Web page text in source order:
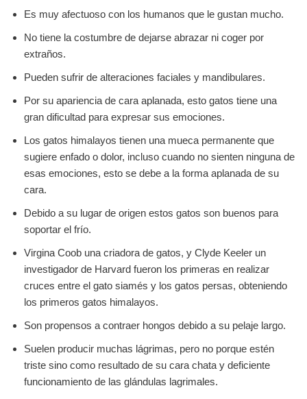
Es muy afectuoso con los humanos que le gustan mucho.
No tiene la costumbre de dejarse abrazar ni coger por
extraños.
Pueden sufrir de alteraciones faciales y mandibulares.
Por su apariencia de cara aplanada, esto gatos tiene una
gran dificultad para expresar sus emociones.
Los gatos himalayos tienen una mueca permanente que
sugiere enfado o dolor, incluso cuando no sienten ninguna de
esas emociones, esto se debe a la forma aplanada de su
cara.
Debido a su lugar de origen estos gatos son buenos para
soportar el frío.
Virgina Coob una criadora de gatos, y Clyde Keeler un
investigador de Harvard fueron los primeras en realizar
cruces entre el gato siamés y los gatos persas, obteniendo
los primeros gatos himalayos.
Son propensos a contraer hongos debido a su pelaje largo.
Suelen producir muchas lágrimas, pero no porque estén
triste sino como resultado de su cara chata y deficiente
funcionamiento de las glándulas lagrimales.